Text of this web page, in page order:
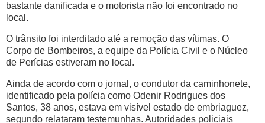
bastante danificada e o motorista não foi encontrado no
local.
O trânsito foi interditado até a remoção das vítimas. O
Corpo de Bombeiros, a equipe da Polícia Civil e o Núcleo
de Perícias estiveram no local.
Ainda de acordo com o jornal, o condutor da caminhonete,
identificado pela polícia como Odenir Rodrigues dos
Santos, 38 anos, estava em visível estado de embriaguez,
segundo relataram testemunhas. Autoridades policiais